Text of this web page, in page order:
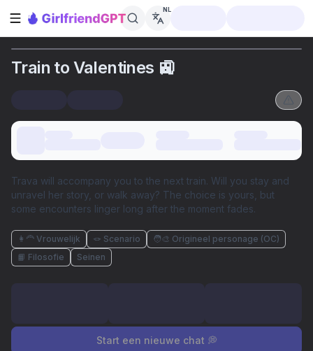
Zijbalk openen
NL
Train to Valentines 🚉
Trava will accompany you to the next train. Will you stay and
unravel her story, or walk away? The choice is yours, but
some encounters linger long after the moment fades.
👩‍🦰 Vrouwelijk 🪢 Scenario
🧑‍🎨 Origineel personage (OC)
📙 Filosofie
Seinen
Start een nieuwe chat 💭